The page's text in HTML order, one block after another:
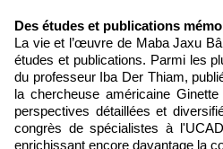
Des études et publications
La vie et l’œuvre de Maba Jaxu
études et publications. Parmi les
du professeur Iba Der Thiam,
la chercheuse américaine
perspectives détaillées et
congrès de spécialistes à
enrichissant encore davantage la